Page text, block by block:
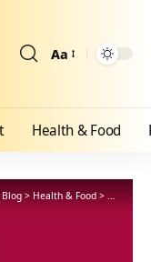
Aa
Health & Food
Blog > Health & Food >